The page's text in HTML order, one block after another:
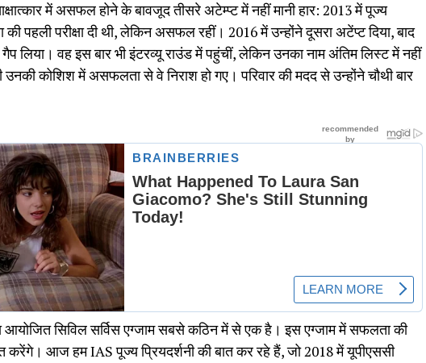
में असफल होने के बावजूद तीसरे अटेम्प्ट में नहीं मानी हार: 2013 में पूज्य
की पहली परीक्षा दी थी, लेकिन असफल रहीं। 2016 में उन्होंने दूसरा अटेंप्ट दिया, बाद
लिया। वह इस बार भी इंटरव्यू राउंड में पहुंचीं, लेकिन उनका नाम अंतिम लिस्ट में नहीं
कोशिश में असफलता से वे निराश हो गए। परिवार की मदद से उन्होंने चौथी बार
आयोजित सिविल सर्विस एग्जाम सबसे कठिन में से एक है। इस एग्जाम में सफलता की
आज हम IAS पूज्य प्रियदर्शनी की बात कर रहे हैं, जो 2018 में यूपीएससी